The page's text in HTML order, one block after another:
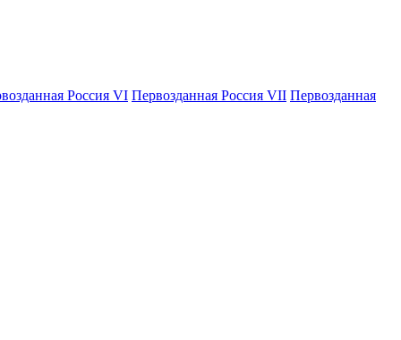
Россия VI Первозданная Россия VII Первозданная